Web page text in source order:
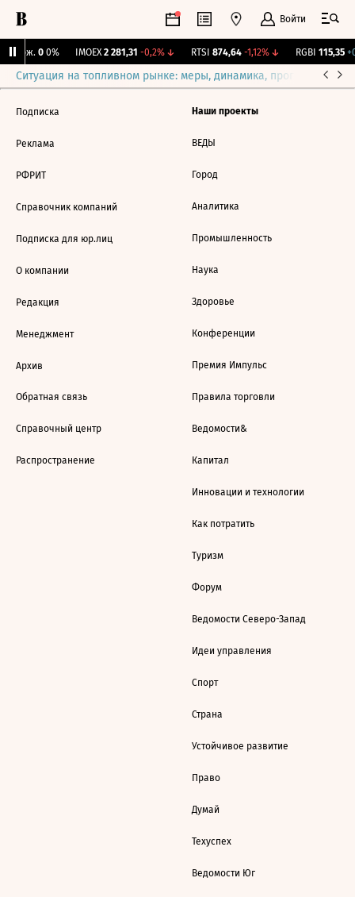
Войти
Бирж. 0 0% IMOEX 2 281,31 -0,2%↓ RTSI 874,64 -1,12%↓ RGBI 115,35
Ситуация на топливном рынке: меры, динамика, прогнозы
Подписка
Реклама
РФРИТ
Справочник компаний
Подписка для юр.лиц
О компании
Редакция
Менеджмент
Архив
Обратная связь
Справочный центр
Распространение
Наши проекты
ВЕДЫ
Город
Аналитика
Промышленность
Наука
Здоровье
Конференции
Премия Импульс
Правила торговли
Ведомости&
Капитал
Инновации и технологии
Как потратить
Туризм
Форум
Ведомости Северо-Запад
Идеи управления
Спорт
Страна
Устойчивое развитие
Право
Думай
Техуспех
Ведомости Юг